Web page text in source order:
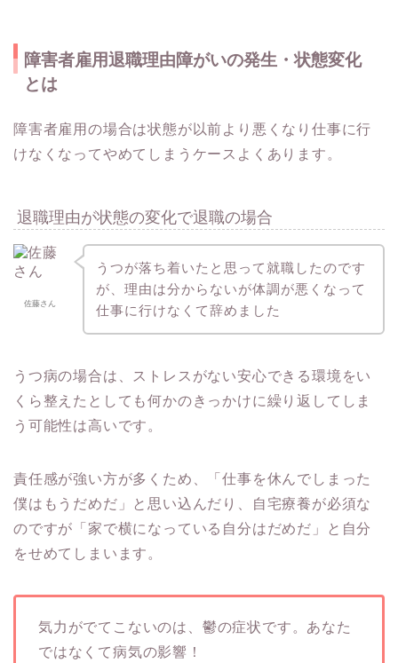
障害者雇用退職理由障がいの発生・状態変化
とは
障害者雇用の場合は状態が以前より悪くなり仕事に行
けなくなってやめてしまうケースよくあります。
退職理由が状態の変化で退職の場合
佐藤さん
うつが落ち着いたと思って就職したのです
が、理由は分からないが体調が悪くなって
仕事に行けなくて辞めました
うつ病の場合は、ストレスがない安心できる環境をい
くら整えたとしても何かのきっかけに繰り返してしま
う可能性は高いです。
責任感が強い方が多くため、「仕事を休んでしまった
僕はもうだめだ」と思い込んだり、自宅療養が必須な
のですが「家で横になっている自分はだめだ」と自分
をせめてしまいます。
気力がでてこないのは、鬱の症状です。あなた
ではなくて病気の影響！